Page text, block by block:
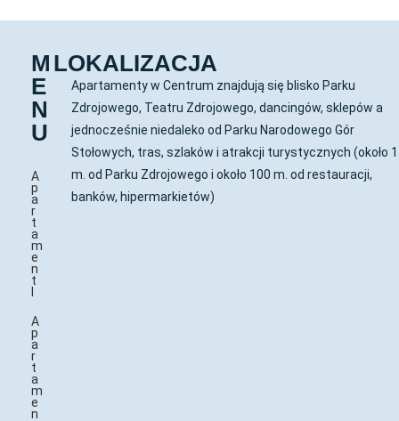
M
E
N
U
A
p
a
r
t
a
m
e
n
t
A
p
a
r
t
a
m
e
n
LOKALIZACJA
Apartamenty w Centrum znajdują się blisko Parku
Zdrojowego, Teatru Zdrojowego, dancingów, sklepów a
jednocześnie niedaleko od Parku Narodowego Gór
Stołowych, tras, szlaków i atrakcji turystycznych (około
m. od Parku Zdrojowego i około 100 m. od restauracji,
banków, hipermarkietów)